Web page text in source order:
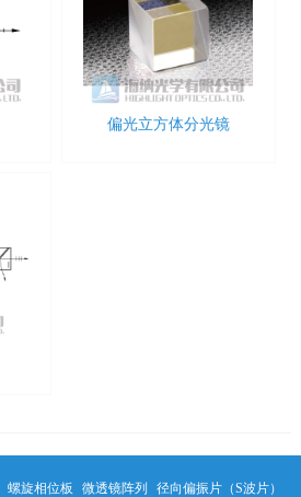
偏光立方体分光镜
螺旋相位板 微透镜阵列 径向偏振片（S波片）